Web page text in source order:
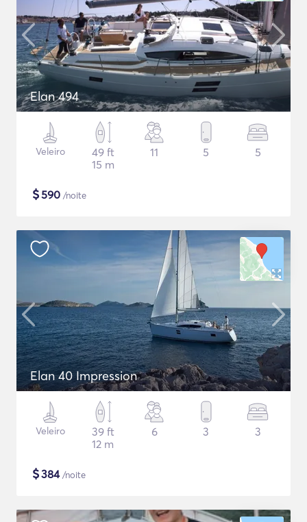
Elan 494
Veleiro
49 ft
15 m
11 5 5
$590 /noite
Elan 40 Impression
Veleiro
39 ft
12 m
6 3 3
$384/noite